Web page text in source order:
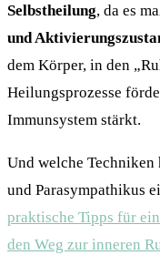
Selbstheilung, da es
und
dem Körper, in den
Heilungsprozesse
Immunsystem stärkt.
Und welche
und Parasympathikus
praktische Tipps für
den Weg zur inneren